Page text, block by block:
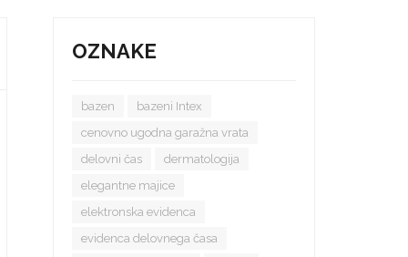
OZNAKE
bazen
bazeni Intex
cenovno ugodna garažna vrata
delovni čas
dermatologija
elegantne majice
elektronska evidenca
evidenca delovnega časa